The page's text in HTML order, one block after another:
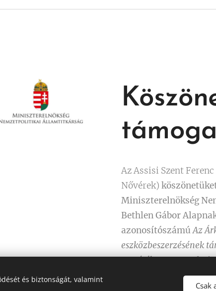
rendezésére.
Az Assisi Szent
Nővérek)
Miniszterelnökség
Bethlen Gábor
azonosítószámúAz
eszközbeszerzésének
megítélt700.000
és biztonságát, valamint
Csak